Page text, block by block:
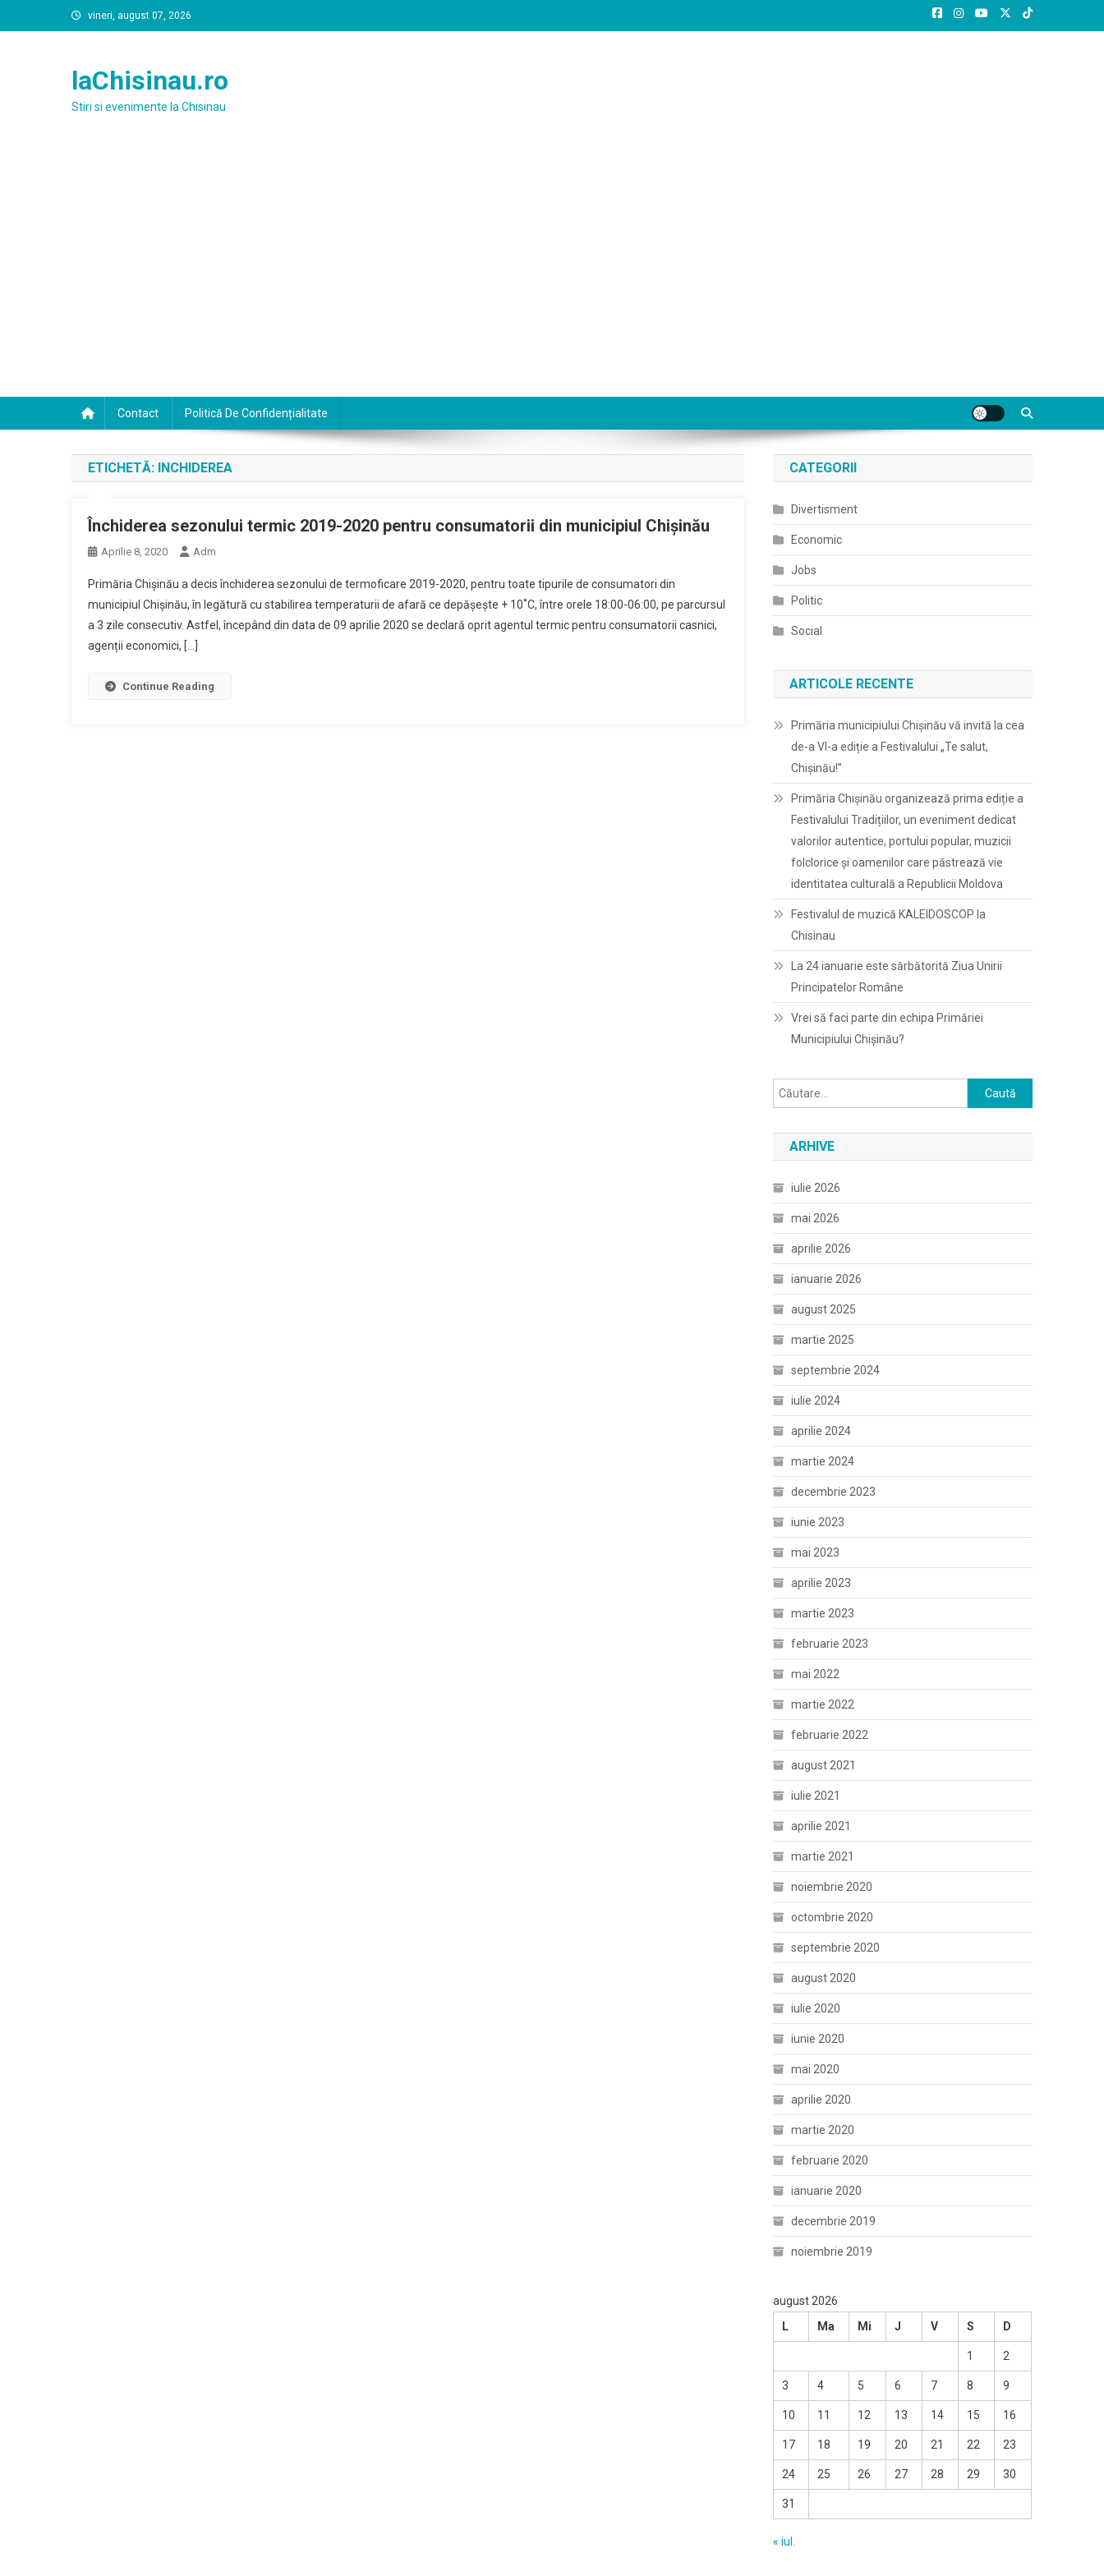
to
vineri, august 07, 2026
laChisinau.ro
Stiri si evenimente la Chisinau
Contact Politică De Confidențialitate
ETICHETĂ: INCHIDEREA
Închiderea sezonului termic 2019-2020 pentru consumatorii din municipiul Chișinău
Aprilie 8, 2020 Adm
Primăria Chișinău a decis închiderea sezonului de termoficare 2019-2020, pentru toate tipurile de consumatori din
municipiul Chişinău, în legătură cu stabilirea temperaturii de afară ce depășește + 10˚C, între orele 18:00-06:00, pe parcursul
a 3 zile consecutiv. Astfel, începând din data de 09 aprilie 2020 se declară oprit agentul termic pentru consumatorii casnici,
agenții economici, […]
Continue Reading
CATEGORII
Divertisment
Economic
Jobs
Politic
Social
ARTICOLE RECENTE
Primăria municipiului Chișinău vă invită la cea
de-a VI-a ediție a Festivalului „Te salut,
Chișinău!”
Primăria Chișinău organizează prima ediție a
Festivalului Tradițiilor, un eveniment dedicat
valorilor autentice, portului popular, muzicii
folclorice și oamenilor care păstrează vie
identitatea culturală a Republicii Moldova
Festivalul de muzică KALEIDOSCOP la
Chisinau
La 24 ianuarie este sărbătorită Ziua Unirii
Principatelor Române
Vrei să faci parte din echipa Primăriei
Municipiului Chișinău?
Caută
după:
ARHIVE
iulie 2026
mai 2026
aprilie 2026
ianuarie 2026
august 2025
martie 2025
septembrie 2024
iulie 2024
aprilie 2024
martie 2024
decembrie 2023
iunie 2023
mai 2023
aprilie 2023
martie 2023
februarie 2023
mai 2022
martie 2022
februarie 2022
august 2021
iulie 2021
aprilie 2021
martie 2021
noiembrie 2020
octombrie 2020
septembrie 2020
august 2020
iulie 2020
iunie 2020
mai 2020
aprilie 2020
martie 2020
februarie 2020
ianuarie 2020
decembrie 2019
noiembrie 2019
august 2026
L
Ma Mi J V S D
1 2
3 4 5 6 7 8 9
10 11 12 13 14 15 16
17 18 19 20 21 22 23
24 25 26 27 28 29 30
31
« iul.